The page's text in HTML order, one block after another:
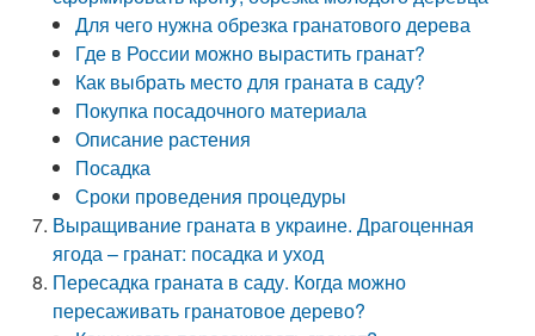
Для чего нужна обрезка гранатового дерева
Где в России можно вырастить гранат?
Как выбрать место для граната в саду?
Покупка посадочного материала
Описание растения
Посадка
Сроки проведения процедуры
Выращивание граната в украине. Драгоценная
ягода – гранат: посадка и уход
Пересадка граната в саду. Когда можно
пересаживать гранатовое дерево?